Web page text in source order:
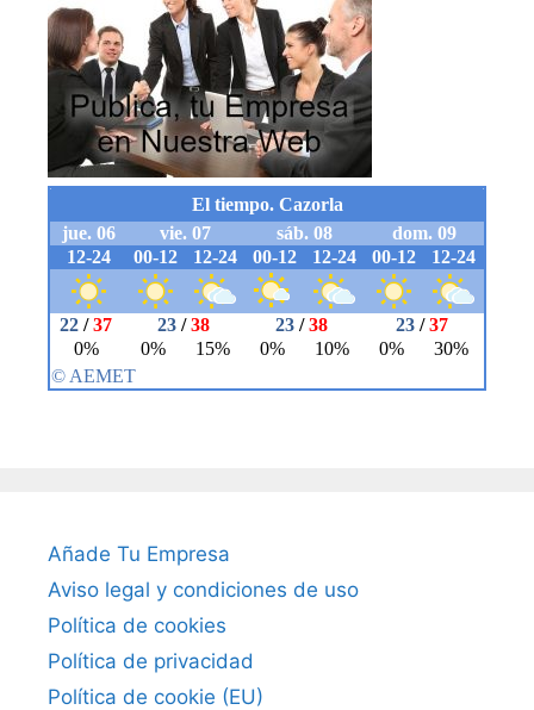
Añade Tu Empresa
Aviso legal y condiciones de uso
Política de cookies
Política de privacidad
Política de cookie (EU)